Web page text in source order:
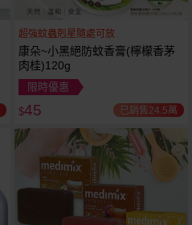
超強蚊蟲剋星隨處可放
康朵~小黑絕防蚊香膏(檸檬香茅
肉桂)120g
限時優惠
$45 已銷售24.5萬